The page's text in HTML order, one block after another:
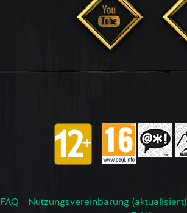
FAQ Nutzungsvereinbarung (aktualisiert)